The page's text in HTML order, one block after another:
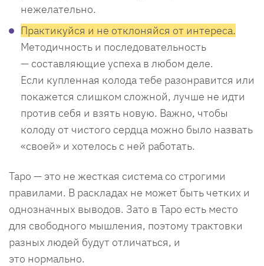
нежелательно.
Практикуйся и не отклоняйся от интереса.
Методичность и последовательность
— составляющие успеха в любом деле.
Если купленная колода тебе разонравится или
покажется слишком сложной, лучше не идти
против себя и взять новую. Важно, чтобы
колоду от чистого сердца можно было назвать
«своей» и хотелось с ней работать.
Таро — это не жесткая система со строгими
правилами. В раскладах не может быть четких и
однозначных выводов. Зато в Таро есть место
для свободного мышления, поэтому трактовки
разных людей будут отличаться, и
это нормально.